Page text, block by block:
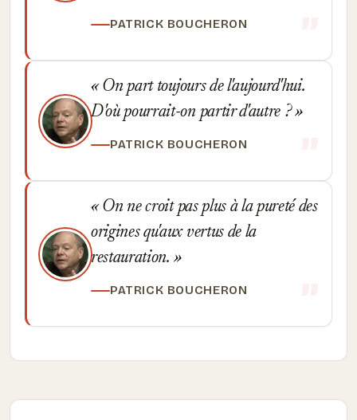
PATRICK BOUCHERON
On part toujours de l'aujourd'hui.
D'où pourrait-on partir d'autre ?
PATRICK BOUCHERON
On ne croit pas plus à la pureté des
origines qu'aux vertus de la
restauration.
PATRICK BOUCHERON